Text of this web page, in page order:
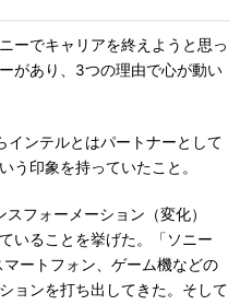
ーでキャリアを終えようと思っ
があり、3つの理由で心が動い
ンテルとはパートナーとして
う印象を持っていたこと。
フォーメーション（変化）
いることを挙げた。「ソニー
ートフォン、ゲーム機などの
ョンを打ち出してきた。そして